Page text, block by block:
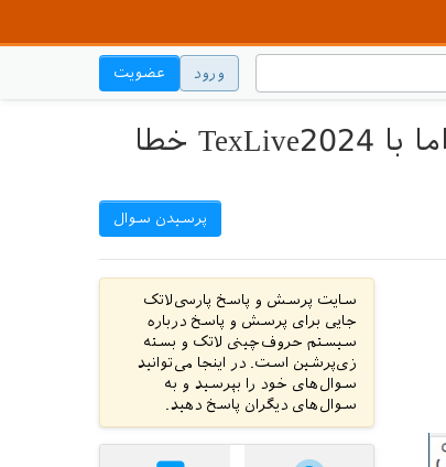
ورود عضویت
نوشته‌ای که با TexLive 2023 بدون خطا اجرا می‌شود، اما با TexLive2024 خطا
پرسیدن سوال
سایت پرسش و پاسخ پارسی‌لاتک
جایی برای پرسش و پاسخ درباره
سیستم حروف‌چینی لاتک و بسته
زی‌پرشین است. در اینجا می‌توانید
سوال‌های خود را بپرسید و به
سوال‌های دیگران پاسخ دهید.